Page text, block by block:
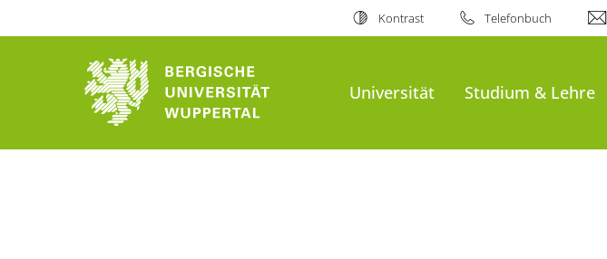
Kontrast Telefonbuch
Universität Studium & Lehre